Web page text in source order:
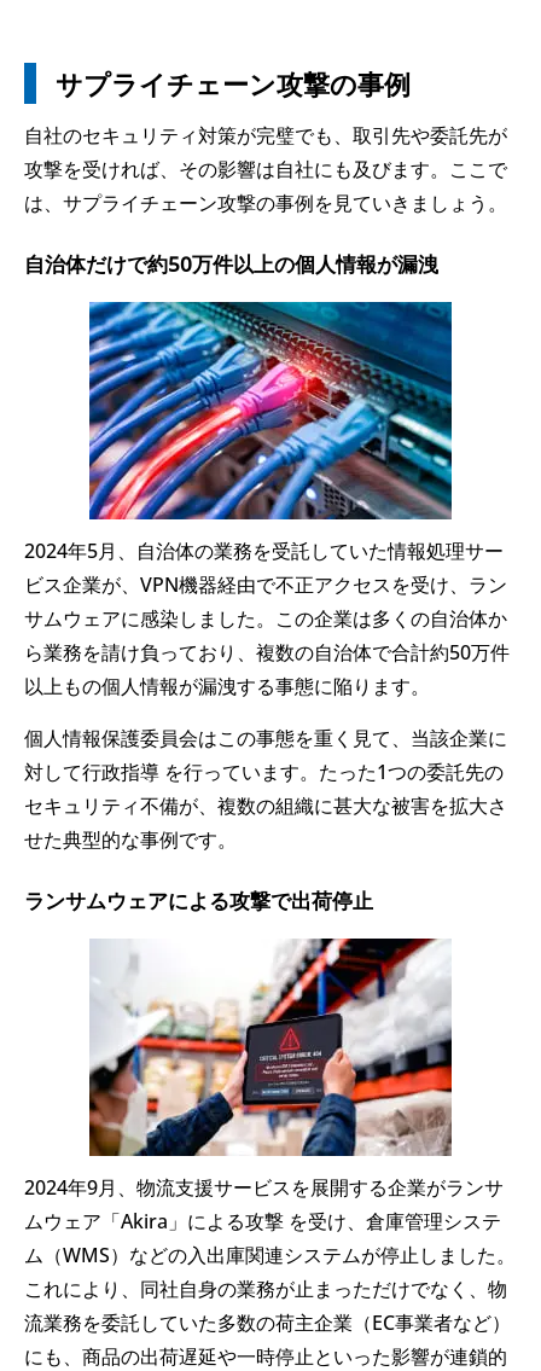
サプライチェーン攻撃の事例
自社のセキュリティ対策が完璧でも、取引先や委託先が
攻撃を受ければ、その影響は自社にも及びます。ここで
は、サプライチェーン攻撃の事例を見ていきましょう。
自治体だけで約50万件以上の個人情報が漏洩
2024年5月、自治体の業務を受託していた情報処理サー
ビス企業が、VPN機器経由で不正アクセスを受け、ラン
サムウェアに感染しました。この企業は多くの自治体か
ら業務を請け負っており、複数の自治体で合計約50万件
以上もの個人情報が漏洩する事態に陥ります。
個人情報保護委員会はこの事態を重く見て、当該企業に
対して行政指導 を行っています。たった1つの委託先の
セキュリティ不備が、複数の組織に甚大な被害を拡大さ
せた典型的な事例です。
ランサムウェアによる攻撃で出荷停止
2024年9月、物流支援サービスを展開する企業がランサ
ムウェア「Akira」による攻撃 を受け、倉庫管理システ
ム（WMS）などの入出庫関連システムが停止しました。
これにより、同社自身の業務が止まっただけでなく、物
流業務を委託していた多数の荷主企業（EC事業者など）
にも、商品の出荷遅延や一時停止といった影響が連鎖的